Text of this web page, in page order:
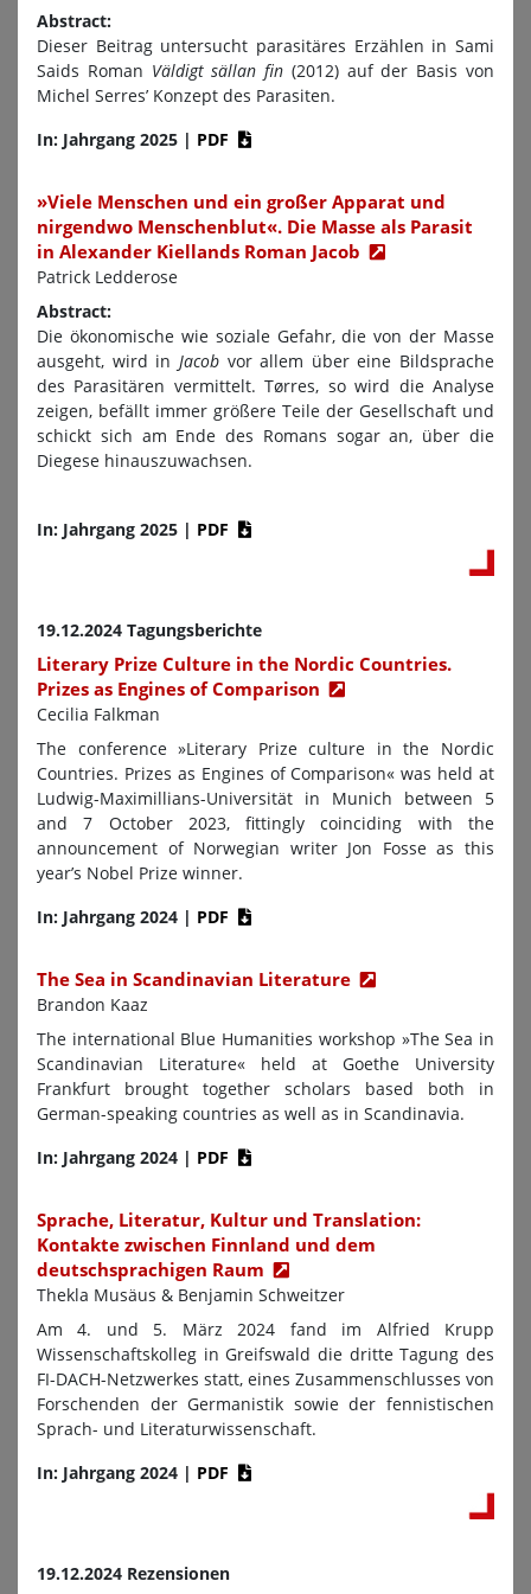
Abstract:
Dieser Beitrag untersucht parasitäres Erzählen in Sami
Saids Roman Väldigt sällan fin (2012) auf der Basis von
Michel Serresʼ Konzept des Parasiten.
In: Jahrgang 2025 | PDF
»Viele Menschen und ein großer Apparat und
nirgendwo Menschenblut«. Die Masse als Parasit
in Alexander Kiellands Roman Jacob
Patrick Ledderose
Abstract:
Die ökonomische wie soziale Gefahr, die von der Masse
ausgeht, wird in Jacobvor allem über eine Bildsprache
des Parasitären vermittelt. Tørres, so wird die Analyse
zeigen, befällt immer größere Teile der Gesellschaft und
schickt sich am Ende des Romans sogar an, über die
Diegese hinauszuwachsen.
In: Jahrgang 2025 | PDF
19.12.2024 Tagungsberichte
Literary Prize Culture in the Nordic Countries.
Prizes as Engines of Comparison
Cecilia Falkman
The conference »Literary Prize culture in the Nordic
Countries. Prizes as Engines of Comparison« was held at
Ludwig-Maximillians-Universität in Munich between 5
and 7 October 2023, fittingly coinciding with the
announcement of Norwegian writer Jon Fosse as this
year’s Nobel Prize winner.
In: Jahrgang 2024 | PDF
The Sea in Scandinavian Literature
Brandon Kaaz
The international Blue Humanities workshop »The Sea in
Scandinavian Literature« held at Goethe University
Frankfurt brought together scholars based both in
German-speaking countries as well as in Scandinavia.
In: Jahrgang 2024 | PDF
Sprache, Literatur, Kultur und Translation:
Kontakte zwischen Finnland und dem
deutschsprachigen Raum
Thekla Musäus & Benjamin Schweitzer
Am 4. und 5. März 2024 fand im Alfried Krupp
Wissenschaftskolleg in Greifswald die dritte Tagung des
FI-DACH-Netzwerkes statt, eines Zusammenschlusses von
Forschenden der Germanistik sowie der fennistischen
Sprach- und Literaturwissenschaft.
In: Jahrgang 2024 | PDF
19.12.2024 Rezensionen